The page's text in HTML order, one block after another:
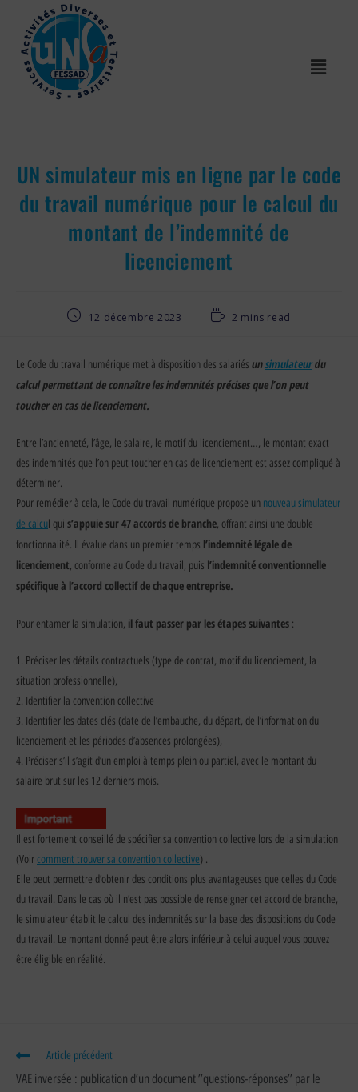
UN simulateur mis en ligne par le code
du travail numérique pour le calcul du
montant de l’indemnité de
licenciement
12 décembre 2023 2 mins read
Le Code du travail numérique met à disposition des salariés unsimulateurdu
calcul permettant de connaître les indemnités précises que l’on peut
toucher en cas de licenciement.
Entre l’ancienneté, l’âge, le salaire, le motif du licenciement…, le montant exact
des indemnités que l’on peut toucher en cas de licenciement est assez compliqué à
déterminer.
Pour remédier à cela, le Code du travail numérique propose un nouveau simulateur
de calcu l qui s’appuie sur 47 accords de branche, offrant ainsi une double
fonctionnalité. Il évalue dans un premier temps l’indemnité légale de
licenciement, conforme au Code du travail, puis l ’indemnité conventionnelle
spécifique à l’accord collectif de chaque entreprise.
Pour entamer la simulation, il faut passer par les étapes suivantes :
1. Préciser les détails contractuels (type de contrat, motif du licenciement, la
situation professionnelle),
2. Identifier la convention collective
3. Identifier les dates clés (date de l’embauche, du départ, de l’information du
licenciement et les périodes d’absences prolongées),
4. Préciser s’il s’agit d’un emploi à temps plein ou partiel, avec le montant du
salaire brut sur les 12 derniers mois.
Il est fortement conseillé de spécifier sa convention collective lors de la simulation
(Voircomment trouver sa convention collective) .
Elle peut permettre d’obtenir des conditions plus avantageuses que celles du Code
du travail. Dans le cas où il n’est pas possible de renseigner cet accord de branche,
le simulateur établit le calcul des indemnités sur la base des dispositions du Code
du travail. Le montant donné peut être alors inférieur à celui auquel vous pouvez
être éligible en réalité.
Article précédent
VAE inversée : publication d’un document ’’questions-réponses’’ par le